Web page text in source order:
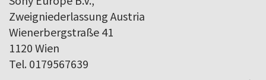
Zweigniederlassung Austria
Wienerbergstraße 41
1120 Wien
Tel. 0179567639